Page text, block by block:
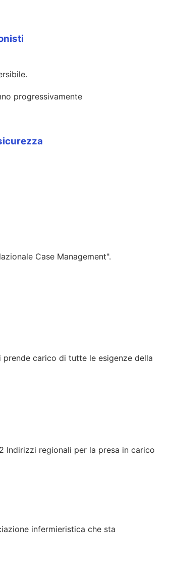
progressivamente
Case Management".
carico di tutte le esigenze della
Indirizzi regionali per la presa in carico
infermieristica che sta